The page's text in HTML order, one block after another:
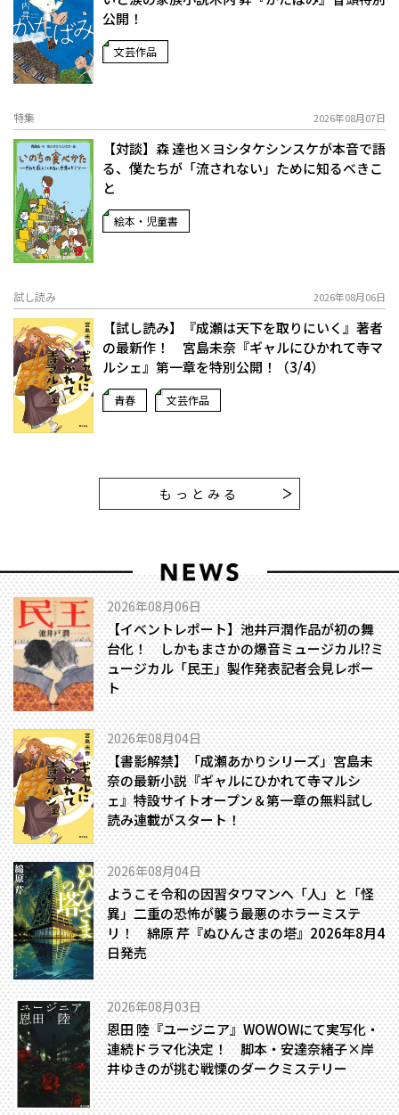
公開！
文芸作品
特集 2026年08月07日
【対談】森 達也×ヨシタケシンスケが本音で語
る、僕たちが「流されない」ために知るべきこ
と
絵本・児童書
試し読み 2026年08月06日
【試し読み】『成瀬は天下を取りにいく』著者
の最新作！ 宮島未奈『ギャルにひかれて寺マ
ルシェ』第一章を特別公開！（3/4）
青春 文芸作品
もっとみる
2026年08月06日
【イベントレポート】池井戸潤作品が初の舞
台化！ しかもまさかの爆音ミュージカル!?――ミ
ュージカル「民王」製作発表記者会見レポー
ト
2026年08月04日
【書影解禁】「成瀬あかりシリーズ」宮島未
奈の最新小説『ギャルにひかれて寺マルシ
ェ』特設サイトオープン＆第一章の無料試し
読み連載がスタート！
2026年08月04日
ようこそ令和の因習タワマンへ――「人」と「怪
異」二重の恐怖が襲う最悪のホラーミステ
リ！ 綿原 芹『ぬひんさまの塔』2026年8月4
日発売
2026年08月03日
恩田 陸『ユージニア』WOWOWにて実写化・
連続ドラマ化決定！ 脚本・安達奈緒子×岸
井ゆきのが挑む戦慄のダークミステリー